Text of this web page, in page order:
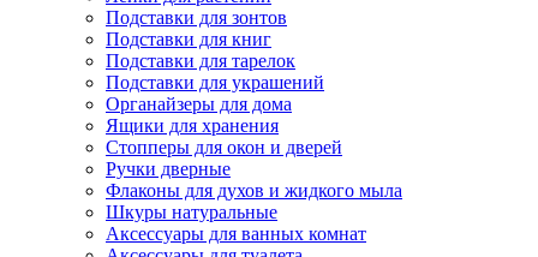
Подставки для зонтов
Подставки для книг
Подставки для тарелок
Подставки для украшений
Органайзеры для дома
Ящики для хранения
Стопперы для окон и дверей
Ручки дверные
Флаконы для духов и жидкого мыла
Шкуры натуральные
Аксессуары для ванных комнат